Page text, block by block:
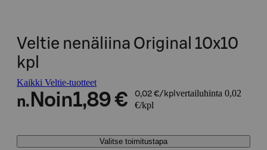
Veltie nenäliina Original 10x10
kpl
Kaikki Veltie-tuotteet
n. Noin1,89 € 0,02 €/kpl vertailuhinta 0,02
€/kpl
Valitse toimitustapa